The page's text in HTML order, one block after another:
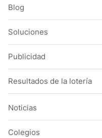
Blog
Soluciones
Publicidad
Resultados de la lotería
Noticias
Colegios